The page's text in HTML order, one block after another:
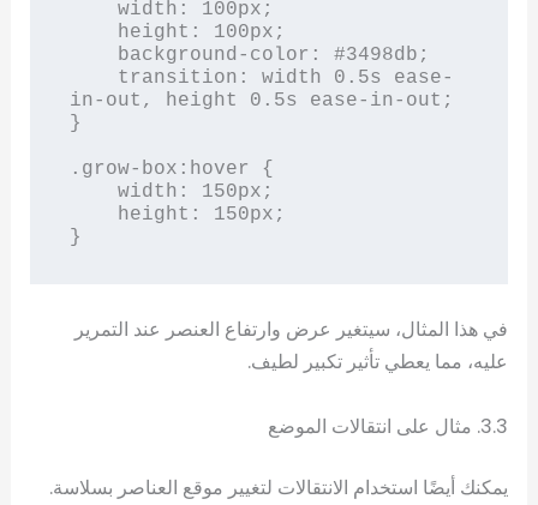
in-out, height 0.5s ease-in-out;
}
.grow-box:hover {
}
في هذا المثال، سيتغير عرض وارتفاع العنصر عند التمرير
عليه، مما يعطي تأثير تكبير لطيف.
3.3. مثال على انتقالات الموضع
يمكنك أيضًا استخدام الانتقالات لتغيير موقع العناصر بسلاسة.